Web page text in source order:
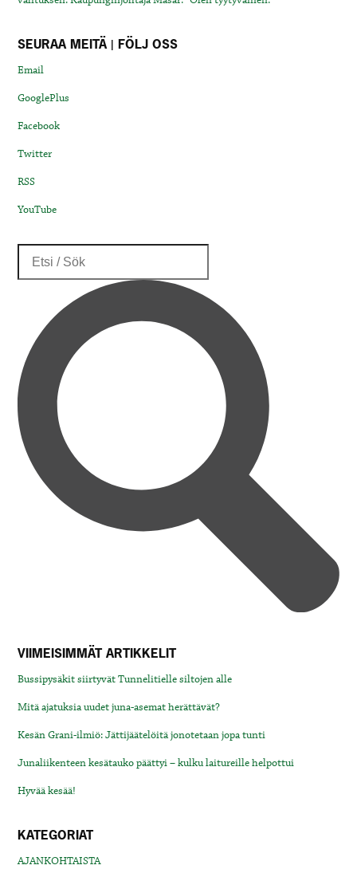
SEURAA MEITÄ | FÖLJ OSS
Email
GooglePlus
Facebook
Twitter
RSS
YouTube
VIIMEISIMMÄT ARTIKKELIT
Bussipysäkit siirtyvät Tunnelitielle siltojen alle
Mitä ajatuksia uudet juna-asemat herättävät?
Kesän Grani-ilmiö: Jättijäätelöitä jonotetaan jopa tunti
Junaliikenteen kesätauko päättyi – kulku laitureille helpottui
Hyvää kesää!
KATEGORIAT
AJANKOHTAISTA